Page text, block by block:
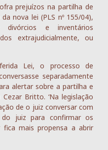
prejuízos na partilha de
nova lei (PLS nº 155/04),
e inventários
extrajudicialmente, ou
Lei, o processo de
separadamente
alertar sobre a partilha e
Britto. ‘Na legislação
de o juiz conversar com
juiz para confirmar os
mais propensa a abrir